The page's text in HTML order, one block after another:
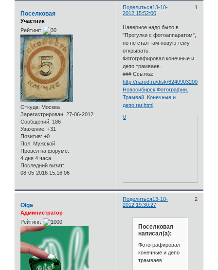
Поделиться 1
13-10-
2012 15:52:00
Поселковая
Участник
Рейтинг:
Откуда: Москва
Зарегистрирован: 27-06-2012
Сообщений: 186
Уважение: +31
Позитив: +0
Пол: Мужской
Провел на форуме:
4 дня 4 часа
Последний визит:
08-05-2016 15:16:06
Наверное надо было в
"Прогулки с фотоаппаратом",
но не стал там новую тему
открывать.
Фотографировал конечные и
депо трамваев.
### Ссылка:
http://narod.ru/disk/
Новосибирск.Фотографии.
Трамвай. Конечные и
депо.rar.html
0
Поделиться 2
13-10-
2012 19:30:27
Olga
Администратор
Рейтинг:
Поселковая
написал(а):
Фотографировал
конечные и депо
трамваев.